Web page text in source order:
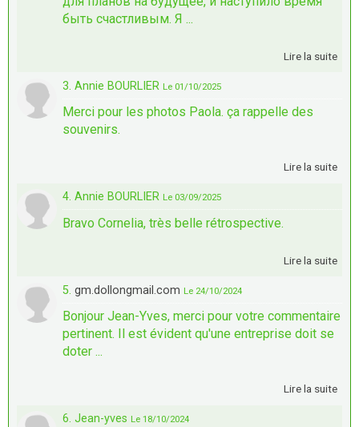
быть счастливым. Я ...
Lire la suite
3. Annie BOURLIER Le 01/10/2025
Merci pour les photos Paola. ça rappelle des
souvenirs.
Lire la suite
4. Annie BOURLIER Le 03/09/2025
Bravo Cornelia, très belle rétrospective.
Lire la suite
5. gm.dollongmail.com Le 24/10/2024
Bonjour Jean-Yves, merci pour votre commentaire
pertinent. Il est évident qu'une entreprise doit se
doter ...
Lire la suite
6. Jean-yves Le 18/10/2024